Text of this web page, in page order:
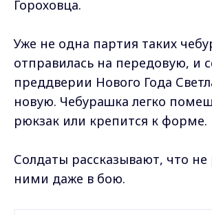
Гороховца.
Уже не одна партия таких
отправилась на передовую, и
преддверии Нового Года
новую. Чебурашка легко
рюкзак или крепится к форме.
Солдаты рассказывают, что не
ними даже в бою.